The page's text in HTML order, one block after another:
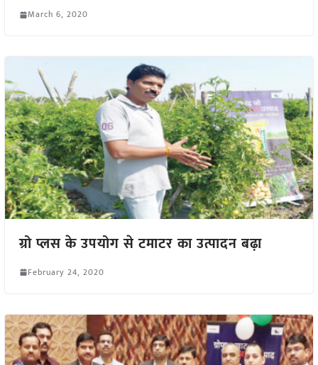
March 6, 2020
ग्रो प्लस के उपयोग से टमाटर का उत्पादन बढ़ा
February 24, 2020